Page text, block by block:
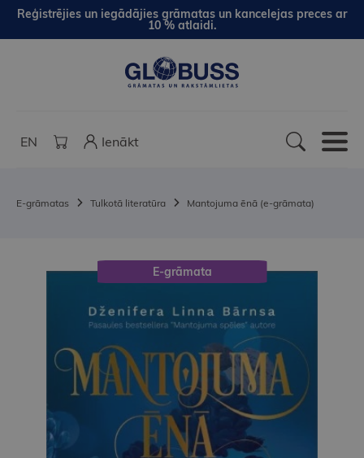
Reģistrējies un iegādājies grāmatas un kancelejas preces ar
10 % atlaidi.
EN Ienākt
E-grāmatas Tulkotā literatūra Mantojuma ēnā (e-grāmata)
E-grāmata